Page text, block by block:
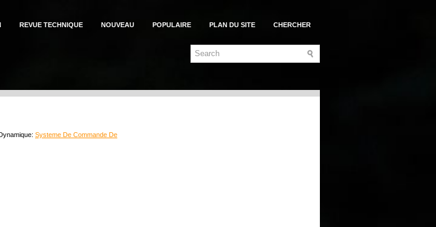
REVUE TECHNIQUE NOUVEAU POPULAIRE PLAN DU SITE CHERCHER
Systeme De Commande De